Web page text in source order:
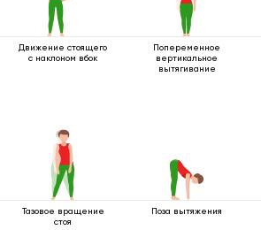
Движение стоящего
с наклоном вбок
Попеременное
вертикальное
вытягивание
Тазовое вращение
стоя
Поза вытяжения